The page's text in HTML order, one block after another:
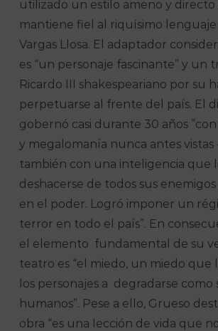
utilizado un estilo ameno y directo
mantiene fiel al riquísimo lenguaje
Vargas Llosa. El adaptador
es “un personaje fascinante” y un
Ricardo III shakespeariano por su
perpetuarse al frente del país. El
gobernó casi durante 30 años
y megalomanía nunca antes
también con una inteligencia que
deshacerse de todos sus
en el poder. Logró imponer un
terror en todo el país”. En
el elemento fundamental de su
teatro es “el miedo, un miedo que
los personajes a degradarse como
humanos”. Pese a ello, Grueso
obra “es una lección de vida que